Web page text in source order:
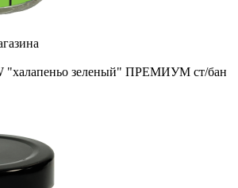
"халапеньо зеленый" ПРЕМИУМ ст/бан